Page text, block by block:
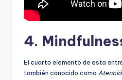
4.
El cuarto elemento de esta
también conocido como